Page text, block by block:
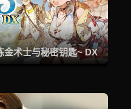
金术士与秘密钥匙~ DX